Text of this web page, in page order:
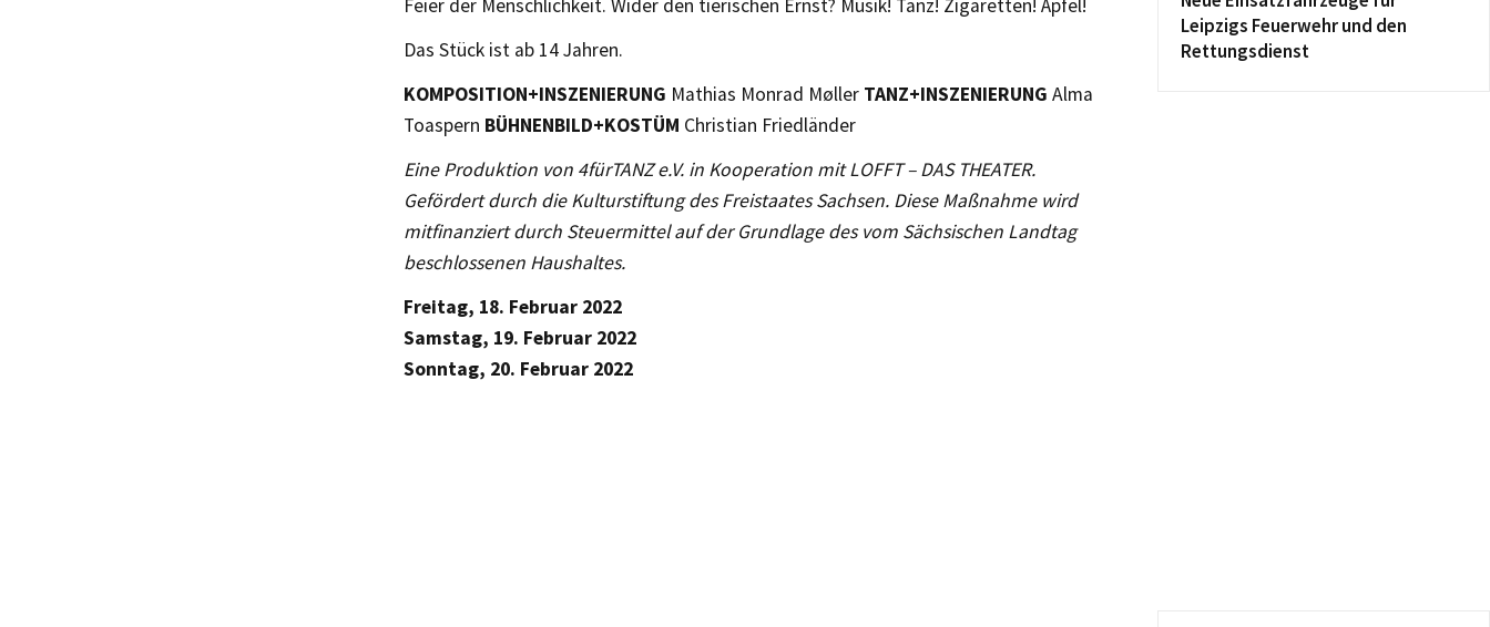
Feier der Menschlichkeit. Wider den tierischen Ernst? Musik! Tanz! Zigaretten! Äpfel!
Das Stück ist ab 14 Jahren.
KOMPOSITION+INSZENIERUNG Mathias Monrad Møller TANZ+INSZENIERUNG Alma
Toaspern BÜHNENBILD+KOSTÜM Christian Friedländer
Eine Produktion von 4fürTANZ e.V. in Kooperation mit LOFFT – DAS THEATER.
Gefördert durch die Kulturstiftung des Freistaates Sachsen. Diese Maßnahme wird
mitfinanziert durch Steuermittel auf der Grundlage des vom Sächsischen Landtag
beschlossenen Haushaltes.
Freitag, 18. Februar 2022
Samstag, 19. Februar 2022
Sonntag, 20. Februar 2022
Leipzigs Feuerwehr und den
Rettungsdienst